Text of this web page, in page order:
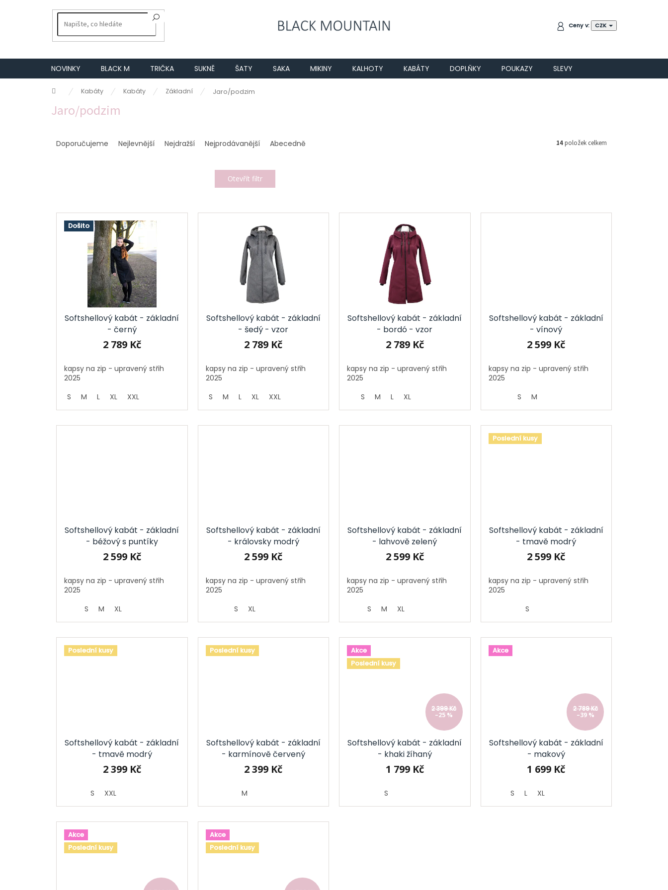
NÁKUPNÍCeny v: CZK
NOVINKY BLACK M TRIČKA SUKNĚ ŠATY SAKA MIKINY KALHOTY KABÁTY DOPLŇKY POUKAZY SLEVY
Domů Kabáty Kabáty Základní Jaro/podzim
Jaro/podzim
Doporučujeme Nejlevnější Nejdražší Nejprodávanější Abecedně 14položek celkem
Otevřít filtr
Došito
Softshellový kabát - základní
- černý
2 789 Kč
kapsy na zip - upravený střih
2025
S
M L XL XXL
Softshellový kabát - základní
- šedý - vzor
2 789 Kč
kapsy na zip - upravený střih
2025
S
M L XL XXL
Softshellový kabát - základní
- bordó - vzor
2 789 Kč
kapsy na zip - upravený střih
2025
S
M L XL
Softshellový kabát - základní
- vínový
2 599 Kč
kapsy na zip - upravený střih
2025
S
M
Softshellový kabát - základní
- béžový s puntíky
2 599 Kč
kapsy na zip - upravený střih
2025
S
M XL
Softshellový kabát - základní
- královsky modrý
2 599 Kč
kapsy na zip - upravený střih
2025
S
XL
Softshellový kabát - základní
- lahvově zelený
2 599 Kč
kapsy na zip - upravený střih
2025
S
M XL
Poslední kusy
Softshellový kabát - základní
- tmavě modrý
2 599 Kč
kapsy na zip - upravený střih
2025
S
Poslední kusy
Softshellový kabát - základní
- tmavě modrý
2 399 Kč
S XXL
Poslední kusy
Softshellový kabát - základní
- karmínově červený
2 399 Kč
M
Akce
Poslední kusy
2 399 Kč
–25 %
Softshellový kabát - základní
- khaki žíhaný
1 799 Kč
S
Akce
2 789 Kč
–39 %
Softshellový kabát - základní
- makový
1 699 Kč
S L XL
Akce
Poslední kusy
Akce
Poslední kusy